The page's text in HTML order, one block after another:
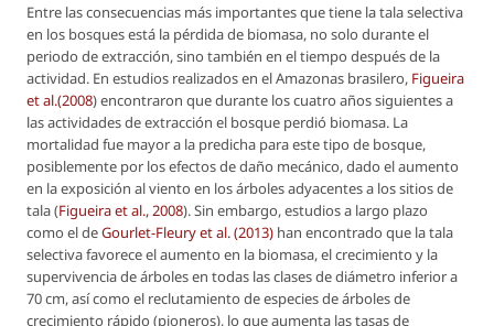
Entre las consecuencias más importantes que tiene la tala selectiva
en los bosques está la pérdida de biomasa, no solo durante el
periodo de extracción, sino también en el tiempo después de la
actividad. En estudios realizados en el Amazonas brasilero, Figueira
et al.(2008) encontraron que durante los cuatro años siguientes a
las actividades de extracción el bosque perdió biomasa. La
mortalidad fue mayor a la predicha para este tipo de bosque,
posiblemente por los efectos de daño mecánico, dado el aumento
en la exposición al viento en los árboles adyacentes a los sitios de
tala (Figueiraet al., 2008). Sin embargo, estudios a largo plazo
como el deGourlet-Fleuryet al. (2013) han encontrado que la tala
selectiva favorece el aumento en la biomasa, el crecimiento y la
supervivencia de árboles en todas las clases de diámetro inferior a
70 cm, así como el reclutamiento de especies de árboles de
crecimiento rápido (pioneros), lo que aumenta las tasas de